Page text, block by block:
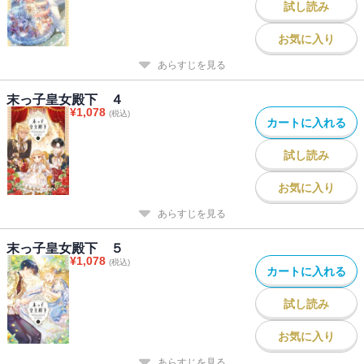
試し読み
お気に入り
あらすじを見る
末っ子皇女殿下 ４
¥1,078 (税込)
カートに入れる
試し読み
お気に入り
あらすじを見る
末っ子皇女殿下 ５
¥1,078 (税込)
カートに入れる
試し読み
お気に入り